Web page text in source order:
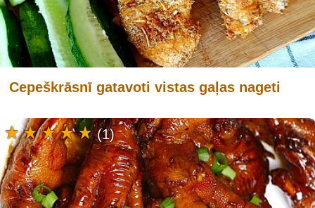
Cepeškrāsnī gatavoti vistas gaļas nageti
(1)